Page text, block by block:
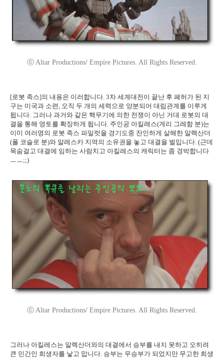
ⓒ Altar Productions/ Empire Pictures. All Rights Reserved.
[로봇 족스]의 내용은 이러합니다. 3차 세계대전이 끝난 후 폐허가 된 지
구는 미국과 소련, 오직 두 개의 세력으로 양분되어 대립관계를 이루게
됩니다. 그러나 과거와 같은 핵무기에 의한 전쟁이 아닌 거대 로봇의 대
결을 통해 영토를 확장하게 됩니다. 주인공 아킬레스(게리 그레함 분)는
이미 여러명의 로봇 족스 파일럿을 경기도중 잔인하게 살해한 알렉산더
(폴 코슬로 분)와 알레스카 지역의 소유권을 놓고 대결을 벌입니다. (근데
목숨걸고 대결에 임하는 사람치고 아킬레스의 캐릭터는 좀 경박합니다
ㅡㅡ;;)
ⓒ Altar Productions/ Empire Pictures. All Rights Reserved.
그러나 아킬레스는 알렉산더와의 대결에서 승부를 내지 못하고 오히려
큰 민간인 희생자를 낳고 맙니다. 승부는 무승부가 되었지만 무고한 희생